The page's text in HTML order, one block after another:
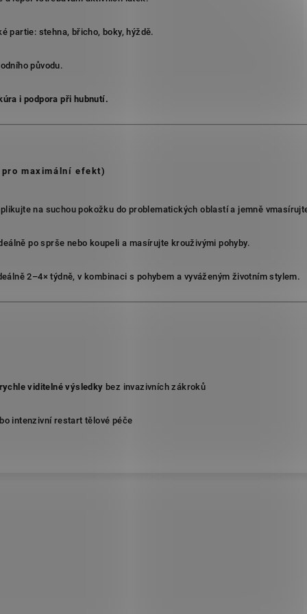
partie: stehna, břicho, boky, hýždě.
původu.
i podpora při hubnutí.
maximální efekt)
na suchou pokožku do problematických oblastí a jemně
po sprše nebo koupeli a masírujte krouživými pohyby.
2–4× týdně, v kombinaci s pohybem a vyváženým životním stylem.
rychle viditelné výsledky bez invazivních zákroků
intenzivní restart tělové péče